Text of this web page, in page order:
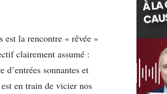
est la rencontre « rêvée »
clairement assumé :
d’entrées sonnantes et
en train de vicier nos